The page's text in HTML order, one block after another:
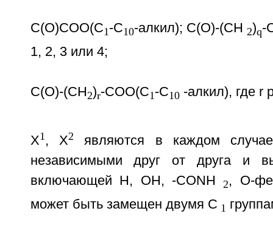
C(O)СОО(C1-C10-алкил); C(O)-(CH 2)q-
1, 2, 3 или 4;
C(O)-(CH2)r-СОО(C1-C10-алкил), где r
X1 , X2
являются в каждом
независимыми друг от друга и
включающей Н, ОН, -CONH 2, O-
может быть замещен двумя C 1